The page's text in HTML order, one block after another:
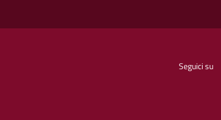
Seguici su